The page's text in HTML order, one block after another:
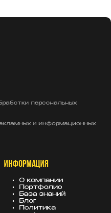
персональных
и информационных
ИНФОРМАЦИЯ
О компании
Портфолио
База знаний
Блог
Политика